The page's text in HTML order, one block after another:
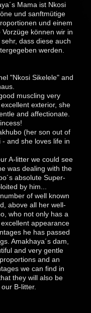
Mama ist Nkosi
und sanftmütige
und einem
können wir in
dass diese auch
werden.
"Nkosi Sikelele" and
muscling very
exterior, she
and affectionate.
(her son out of
and she loves life in
A-litter we could see
was dealing with the
absolute Super-
by him...
of well known
above all her well-
who not only has a
appearance
he has passed
Amakhaya´s dam,
and very gentle
and an
we can find in
they will also be
B-litter.